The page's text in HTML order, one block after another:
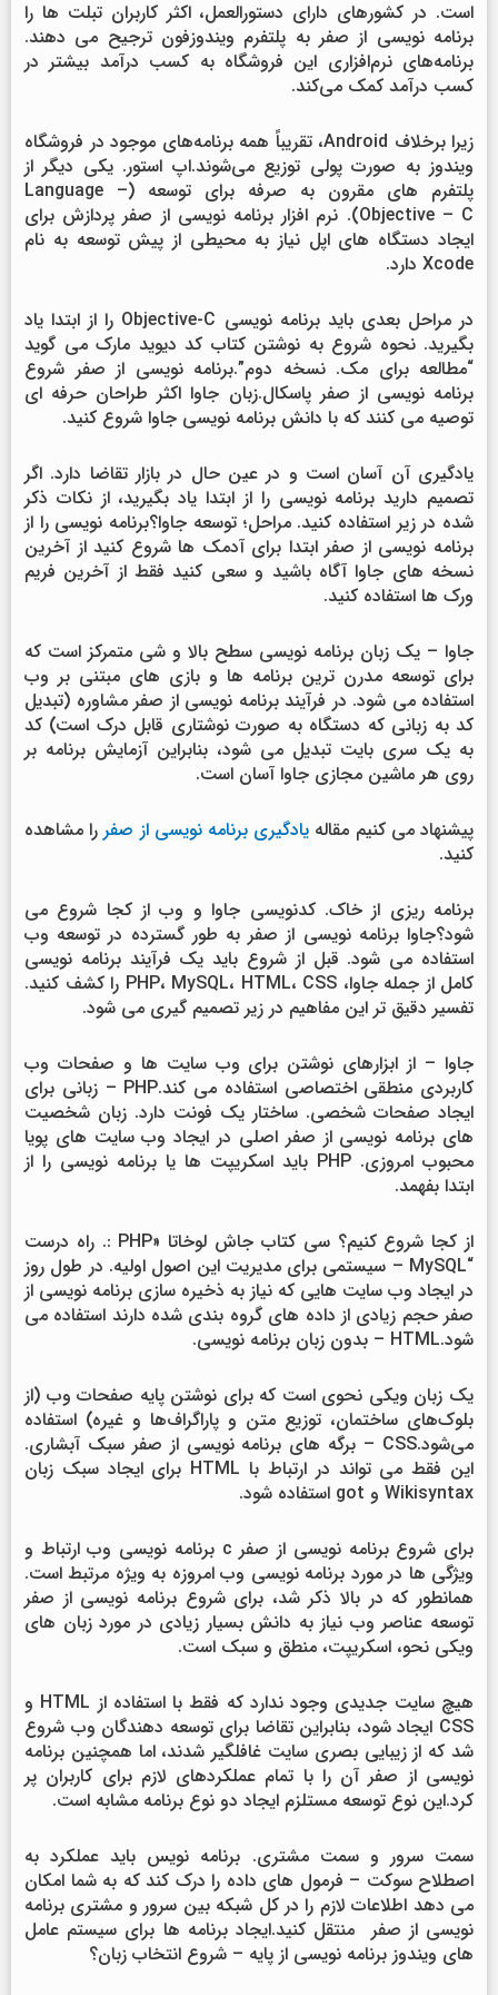
است. در کشورهای دارای دستورالعمل، اکثر کاربران تبلت ها را
برنامه نویسی از صفر به پلتفرم ویندوزفون ترجیح می دهند.
برنامه‌های نرم‌افزاری این فروشگاه به کسب درآمد بیشتر در
کسب درآمد کمک می‌کند.
زیرا برخلاف Android، تقریباً همه برنامه‌های موجود در فروشگاه
ویندوز به صورت پولی توزیع می‌شوند.اپ استور. یکی دیگر از
پلتفرم های مقرون به صرفه برای توسعه (Language –
Objective – C). نرم افزار برنامه نویسی از صفر پردازش برای
ایجاد دستگاه های اپل نیاز به محیطی از پیش توسعه به نام
Xcode دارد.
در مراحل بعدی باید برنامه نویسی Objective-C را از ابتدا یاد
بگیرید. نحوه شروع به نوشتن کتاب کد دیوید مارک می گوید
“مطالعه برای مک. نسخه دوم”.برنامه نویسی از صفر شروع
برنامه نویسی از صفر پاسکال.زبان جاوا اکثر طراحان حرفه ای
توصیه می کنند که با دانش برنامه نویسی جاوا شروع کنید.
یادگیری آن آسان است و در عین حال در بازار تقاضا دارد. اگر
تصمیم دارید برنامه نویسی را از ابتدا یاد بگیرید، از نکات ذکر
شده در زیر استفاده کنید. مراحل؛ توسعه جاوا؟برنامه نویسی را از
برنامه نویسی از صفر ابتدا برای آدمک ها شروع کنید از آخرین
نسخه های جاوا آگاه باشید و سعی کنید فقط از آخرین فریم
ورک ها استفاده کنید.
جاوا – یک زبان برنامه نویسی سطح بالا و شی متمرکز است که
برای توسعه مدرن ترین برنامه ها و بازی های مبتنی بر وب
استفاده می شود. در فرآیند برنامه نویسی از صفر مشاوره (تبدیل
کد به زبانی که دستگاه به صورت نوشتاری قابل درک است) کد
به یک سری بایت تبدیل می شود، بنابراین آزمایش برنامه بر
روی هر ماشین مجازی جاوا آسان است.
پیشنهاد می کنیم مقاله یادگیری برنامه نویسی از صفررا مشاهده
کنید.
برنامه ریزی از خاک. کدنویسی جاوا و وب از کجا شروع می
شود؟جاوا برنامه نویسی از صفر به طور گسترده در توسعه وب
استفاده می شود. قبل از شروع باید یک فرآیند برنامه نویسی
کامل از جمله جاوا، PHP، MySQL، HTML، CSS را کشف کنید.
تفسیر دقیق تر این مفاهیم در زیر تصمیم گیری می شود.
جاوا – از ابزارهای نوشتن برای وب سایت ها و صفحات وب
کاربردی منطقی اختصاصی استفاده می کند.PHP – زبانی برای
ایجاد صفحات شخصی. ساختار یک فونت دارد. زبان شخصیت
های برنامه نویسی از صفر اصلی در ایجاد وب سایت های پویا
محبوب امروزی. PHP باید اسکریپت ها یا برنامه نویسی را از
ابتدا بفهمد.
از کجا شروع کنیم؟ سی کتاب جاش لوخاتا «PHP :. راه درست
“MySQL – سیستمی برای مدیریت این اصول اولیه. در طول روز
در ایجاد وب سایت هایی که نیاز به ذخیره سازی برنامه نویسی از
صفر حجم زیادی از داده های گروه بندی شده دارند استفاده می
شود.HTML – بدون زبان برنامه نویسی.
یک زبان ویکی نحوی است که برای نوشتن پایه صفحات وب (از
بلوک‌های ساختمان، توزیع متن و پاراگراف‌ها و غیره) استفاده
می‌شود.CSS – برگه های برنامه نویسی از صفر سبک آبشاری.
این فقط می تواند در ارتباط با HTML برای ایجاد سبک زبان
Wikisyntax و got استفاده شود.
برای شروع برنامه نویسی از صفر c برنامه نویسی وب ارتباط و
ویژگی ها در مورد برنامه نویسی وب امروزه به ویژه مرتبط است.
همانطور که در بالا ذکر شد، برای شروع برنامه نویسی از صفر
توسعه عناصر وب نیاز به دانش بسیار زیادی در مورد زبان های
ویکی نحو، اسکریپت، منطق و سبک است.
هیچ سایت جدیدی وجود ندارد که فقط با استفاده از HTML و
CSS ایجاد شود، بنابراین تقاضا برای توسعه دهندگان وب شروع
شد که از زیبایی بصری سایت غافلگیر شدند، اما همچنین برنامه
نویسی از صفر آن را با تمام عملکردهای لازم برای کاربران پر
کرد.این نوع توسعه مستلزم ایجاد دو نوع برنامه مشابه است.
سمت سرور و سمت مشتری. برنامه نویس باید عملکرد به
اصطلاح سوکت – فرمول های داده را درک کند که به شما امکان
می دهد اطلاعات لازم را در کل شبکه بین سرور و مشتری برنامه
نویسی از صفر منتقل کنید.ایجاد برنامه ها برای سیستم عامل
های ویندوز برنامه نویسی از پایه – شروع انتخاب زبان؟